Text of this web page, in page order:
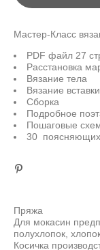
Мастер-Класс
PDF файл 27
Расстановка
Вязание тела
Вязание вставки
Сборка
Подробное
Пошаговые
30 поясняющих
Пряжа
Для мокасин
полухлопок,
Косичка